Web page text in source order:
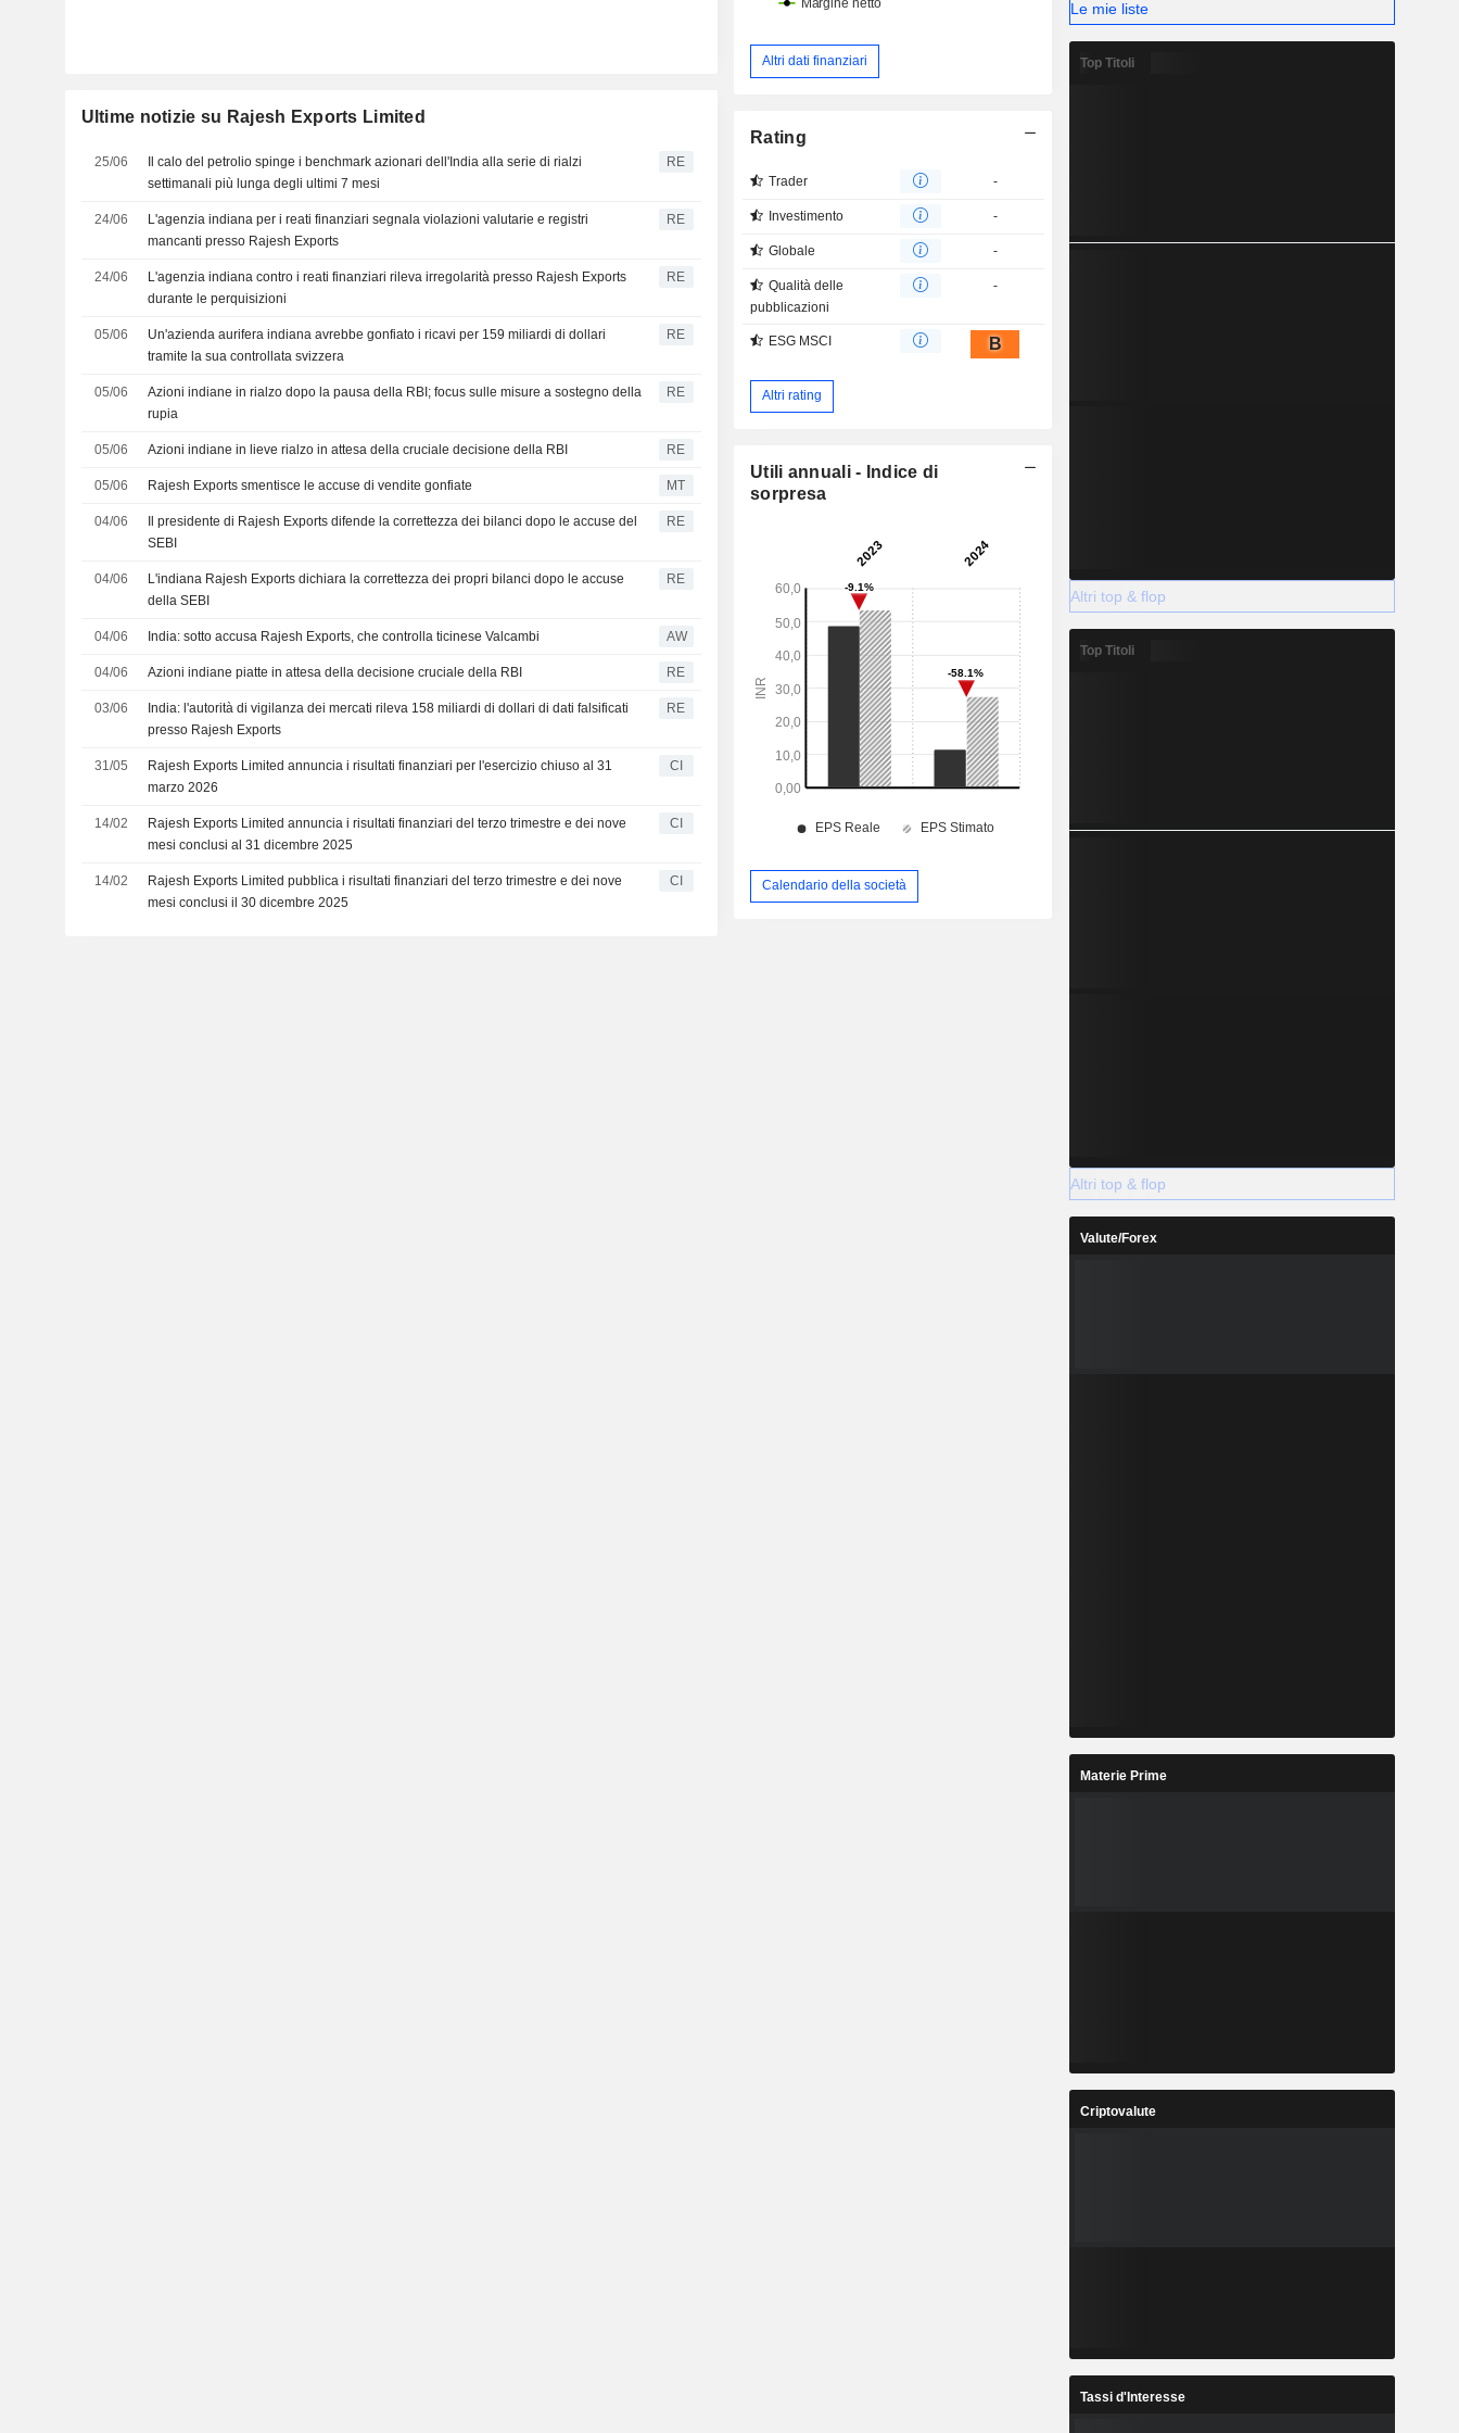
Ultime notizie su Rajesh Exports Limited
25/06
Il calo del petrolio spinge i benchmark azionari dell'India alla serie di rialzi
settimanali più lunga degli ultimi 7 mesi
RE
24/06
L'agenzia indiana per i reati finanziari segnala violazioni valutarie e registri
mancanti presso Rajesh Exports
RE
24/06
L'agenzia indiana contro i reati finanziari rileva irregolarità presso Rajesh Exports
durante le perquisizioni
RE
05/06
Un'azienda aurifera indiana avrebbe gonfiato i ricavi per 159 miliardi di dollari
tramite la sua controllata svizzera
RE
05/06
Azioni indiane in rialzo dopo la pausa della RBI; focus sulle misure a sostegno della
rupia
RE
05/06 Azioni indiane in lieve rialzo in attesa della cruciale decisione della RBI RE
05/06 Rajesh Exports smentisce le accuse di vendite gonfiate MT
04/06
Il presidente di Rajesh Exports difende la correttezza dei bilanci dopo le accuse del
SEBI
RE
04/06
L'indiana Rajesh Exports dichiara la correttezza dei propri bilanci dopo le accuse
della SEBI
RE
04/06 India: sotto accusa Rajesh Exports, che controlla ticinese Valcambi AW
04/06 Azioni indiane piatte in attesa della decisione cruciale della RBI RE
03/06
India: l'autorità di vigilanza dei mercati rileva 158 miliardi di dollari di dati falsificati
presso Rajesh Exports
RE
31/05
Rajesh Exports Limited annuncia i risultati finanziari per l'esercizio chiuso al 31
marzo 2026
CI
14/02
Rajesh Exports Limited annuncia i risultati finanziari del terzo trimestre e dei nove
mesi conclusi al 31 dicembre 2025
CI
14/02
Rajesh Exports Limited pubblica i risultati finanziari del terzo trimestre e dei nove
mesi conclusi il 30 dicembre 2025
CI
Altri dati finanziari
Rating
Trader -
Investimento -
Globale -
Qualità delle
pubblicazioni
-
ESG MSCI B
Altri rating
Utili annuali - Indice di
sorpresa
Calendario della società
Le mie liste
Top Titoli
Altri top & flop
Top Titoli
Altri top & flop
Valute/Forex
Materie Prime
Criptovalute
Tassi d'Interesse